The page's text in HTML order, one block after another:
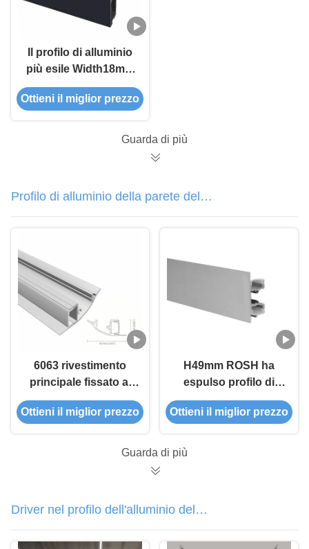
Il profilo di alluminio
più esile Width18mm
ha condotto il profilo
dell'estrusione ha
alluminio del LED
Ottieni il miglior prezzo
Guarda di più
Profilo di alluminio della parete del
LED
6063 rivestimento
principale fissato al
muro dello spruzzo
del gesso K59 del
profilo della lega
Ottieni il miglior prezzo
H49mm ROSH ha
espulso profilo di
alluminio del LED che
sabbia 6063 T5
Ottieni il miglior prezzo
Guarda di più
Driver nel profilo dell'alluminio del
LED